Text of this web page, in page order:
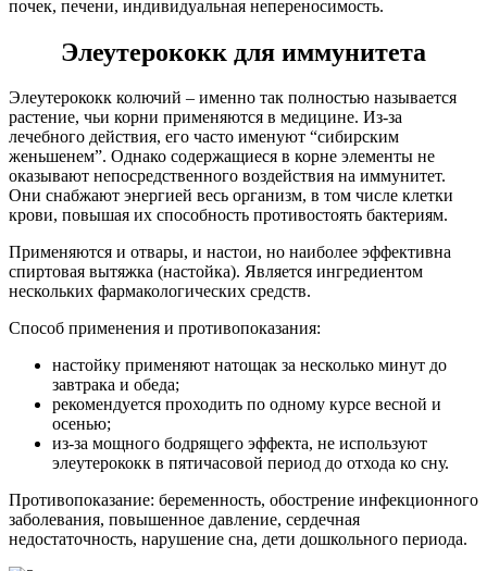
почек, печени, индивидуальная непереносимость.
Элеутерококк для иммунитета
Элеутерококк колючий – именно так полностью называется
растение, чьи корни применяются в медицине. Из-за
лечебного действия, его часто именуют “сибирским
женьшенем”. Однако содержащиеся в корне элементы не
оказывают непосредственного воздействия на иммунитет.
Они снабжают энергией весь организм, в том числе клетки
крови, повышая их способность противостоять бактериям.
Применяются и отвары, и настои, но наиболее эффективна
спиртовая вытяжка (настойка). Является ингредиентом
нескольких фармакологических средств.
Способ применения и противопоказания:
настойку применяют натощак за несколько минут до
завтрака и обеда;
рекомендуется проходить по одному курсе весной и
осенью;
из-за мощного бодрящего эффекта, не используют
элеутерококк в пятичасовой период до отхода ко сну.
Противопоказание: беременность, обострение инфекционного
заболевания, повышенное давление, сердечная
недостаточность, нарушение сна, дети дошкольного периода.